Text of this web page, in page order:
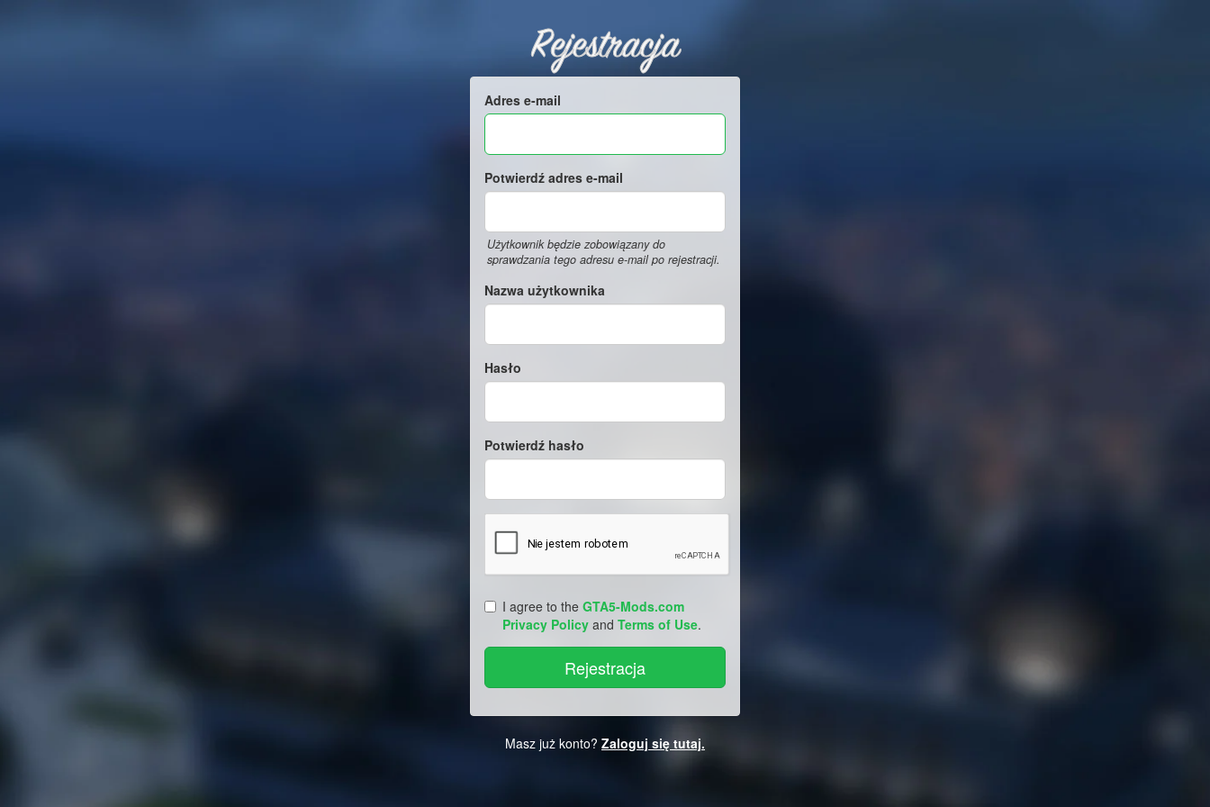
Rejestracja
Adres e-mail
Potwierdź adres e-mail
Użytkownik będzie zobowiązany do
sprawdzania tego adresu e-mail po rejestracji.
Nazwa użytkownika
Hasło
Potwierdź hasło
I agree to the GTA5-Mods.com
Privacy Policy and Terms of Use.
Masz już konto? Zaloguj się tutaj.